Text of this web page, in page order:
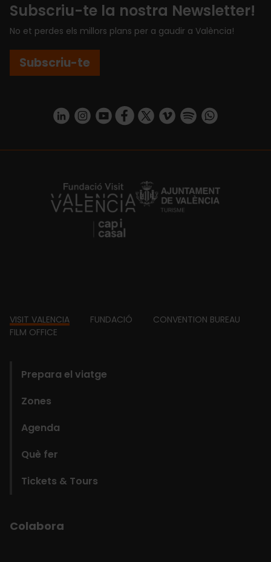
Subscriu-te la nostra Newsletter!
No et perdes els millors plans per a gaudir a València!
Subscriu-te
https://www.linkedin.com/company/turismo-valencia/mycompany/
https://www.instagram.com/visit_valencia/
https://www.youtube.com/user/
https://www.facebook.com/
https://twitter.com/
https://vimeo.com/
https://https://api.whatsapp.com/
https://fundacion.visitvalencia.com/
Footer
VISIT VALENCIA FUNDACIÓ
CONVENTION BUREAU
FILM OFFICE
Prepara el viatge
Zones
Agenda
Què fer
Tickets & Tours
Colabora